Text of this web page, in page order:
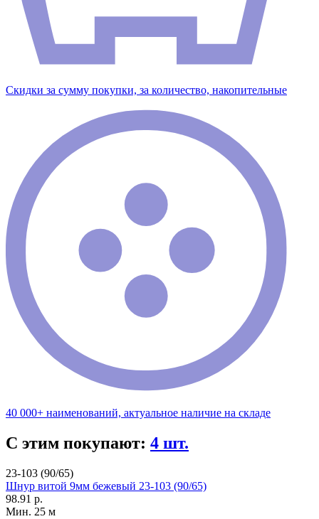
Скидки за сумму покупки, за количество, накопительные
40 000+ наименований, актуальное наличие на складе
С этим покупают: 4 шт.
23-103 (90/65)
Шнур витой 9мм бежевый 23-103 (90/65)
98.91 р.
Мин. 25 м